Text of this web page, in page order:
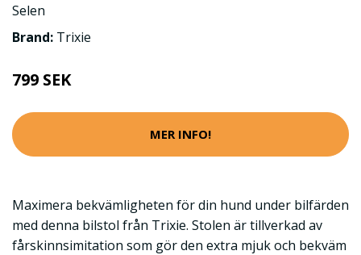
Selen
Brand: Trixie
799 SEK
MER INFO!
Maximera bekvämligheten för din hund under bilfärden
med denna bilstol från Trixie. Stolen är tillverkad av
fårskinnsimitation som gör den extra mjuk och bekväm